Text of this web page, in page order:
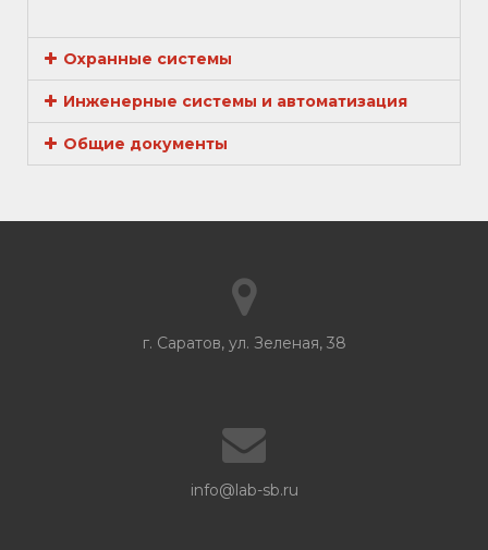
Охранные системы
Инженерные системы и автоматизация
Общие документы
г. Саратов, ул. Зеленая, 38
info@lab-sb.ru